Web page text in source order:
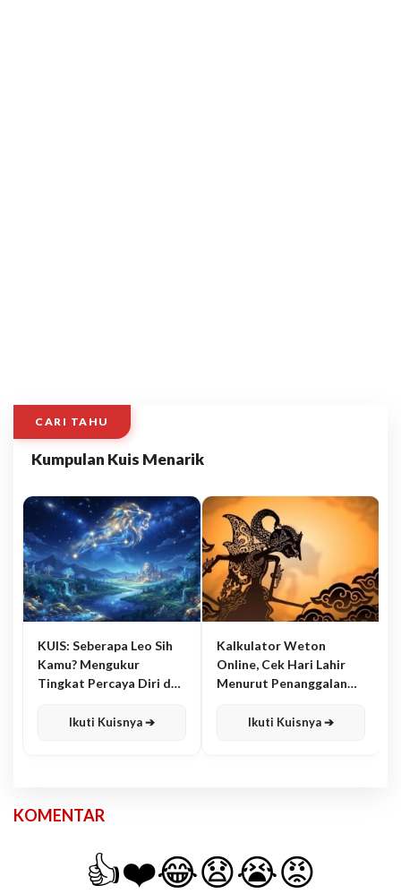
CARI TAHU
Kumpulan Kuis Menarik
KUIS: Seberapa Leo Sih
Kamu? Mengukur
Tingkat Percaya Diri dan
Ikuti Kuisnya ➔
Kalkulator Weton
Online, Cek Hari Lahir
Menurut Penanggalan
Ikuti Kuisnya ➔
KOMENTAR
👍❤️😂😧😭😡